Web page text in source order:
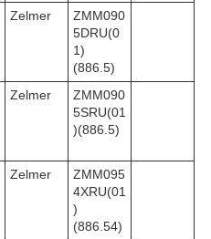
Zelmer
ZMM090
5DRU(0
1)
(886.5)
Zelmer
ZMM090
5SRU(01
)(886.5)
Zelmer
ZMM095
4XRU(01
)
(886.54)